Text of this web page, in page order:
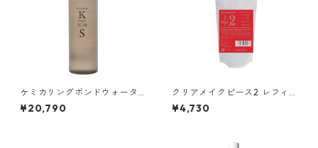
ケミカリングボンドウォータ
ー シャンプー （200ml × 6
本）Kiwami-3CB-S
¥20,790
クリアメイクピース2 レフィル
（500ml）
¥4,730